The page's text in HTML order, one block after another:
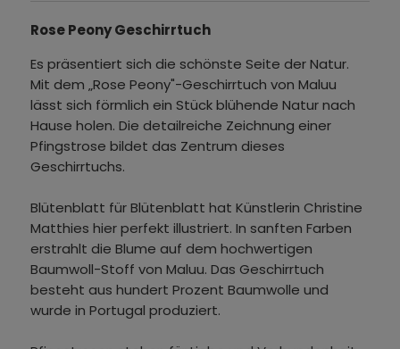
Rose Peony Geschirrtuch
Es präsentiert sich die schönste Seite der Natur.
Mit dem „Rose Peony"-Geschirrtuch von Maluu
lässt sich förmlich ein Stück blühende Natur nach
Hause holen. Die detailreiche Zeichnung einer
Pfingstrose bildet das Zentrum dieses
Geschirrtuchs.
Blütenblatt für Blütenblatt hat Künstlerin Christine
Matthies hier perfekt illustriert. In sanften Farben
erstrahlt die Blume auf dem hochwertigen
Baumwoll-Stoff von Maluu. Das Geschirrtuch
besteht aus hundert Prozent Baumwolle und
wurde in Portugal produziert.